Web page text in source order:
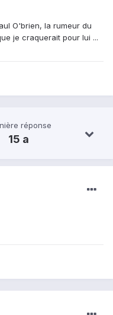
O'brien, la rumeur du
je craquerait pour lui ...
réponse
15 a